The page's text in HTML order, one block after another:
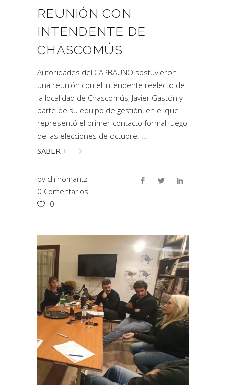
REUNIÓN CON
INTENDENTE DE
CHASCOMÚS
Autoridades del CAPBAUNO sostuvieron
una reunión con el Intendente reelecto de
la localidad de Chascomús, Javier Gastón y
parte de su equipo de gestión, en el que
representó el primer contacto formal luego
de las elecciones de octubre.
SABER +
by chinomantz
0 Comentarios
0